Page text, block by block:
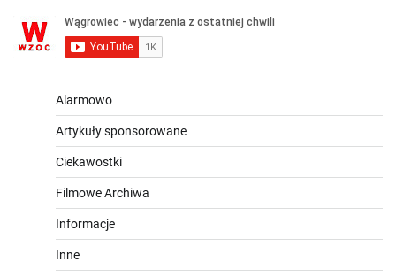
Alarmowo
Artykuły sponsorowane
Ciekawostki
Filmowe Archiwa
Informacje
Inne